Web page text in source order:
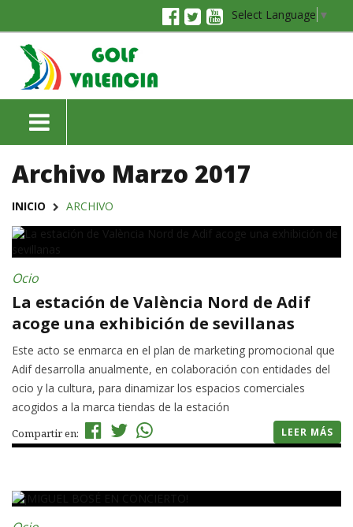
Select Language ▼
Archivo Marzo 2017
INICIO ARCHIVO
Ocio
La estación de València Nord de Adif
acoge una exhibición de sevillanas
Este acto se enmarca en el plan de marketing promocional que
Adif desarrolla anualmente, en colaboración con entidades del
ocio y la cultura, para dinamizar los espacios comerciales
acogidos a la marca tiendas de la estación
Compartir en: LEER MÁS